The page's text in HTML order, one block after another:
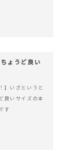
ょうど良い
】いざというと
良いサイズの本
す